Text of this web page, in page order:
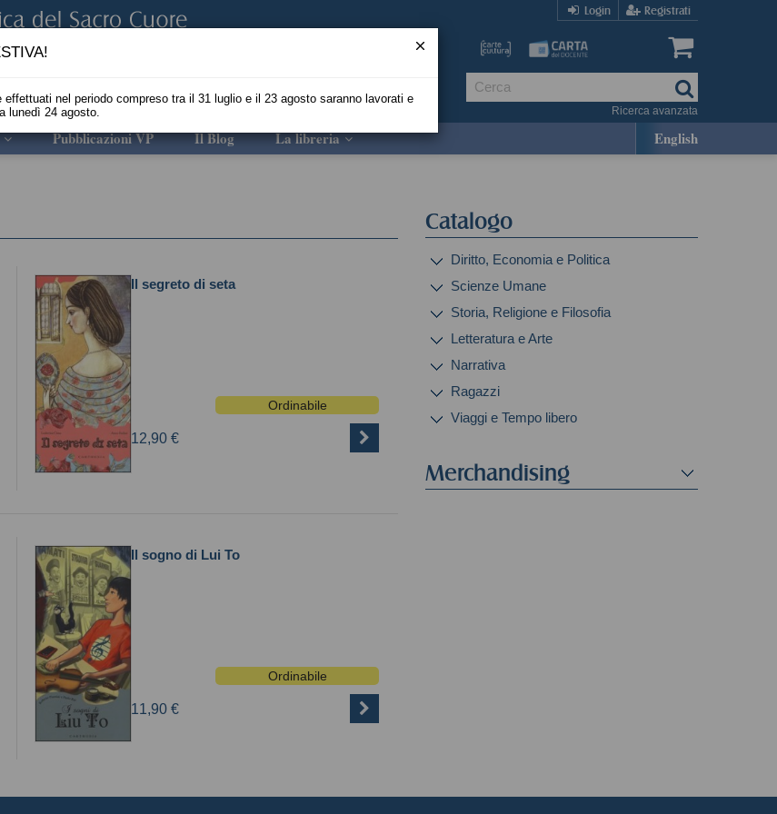
Login Registrati
Ricerca avanzata
Pubblicazioni VP Il Blog La libreria English
Il segreto di seta
Ordinabile
12,90 €
Il sogno di Lui To
Ordinabile
11,90 €
Catalogo
Diritto, Economia e Politica
Scienze Umane
Storia, Religione e Filosofia
Letteratura e Arte
Narrativa
Ragazzi
Viaggi e Tempo libero
Merchandising
effettuati nel periodo compreso tra il 31 luglio e il 23 agosto saranno lavorati e
lunedì 24 agosto.